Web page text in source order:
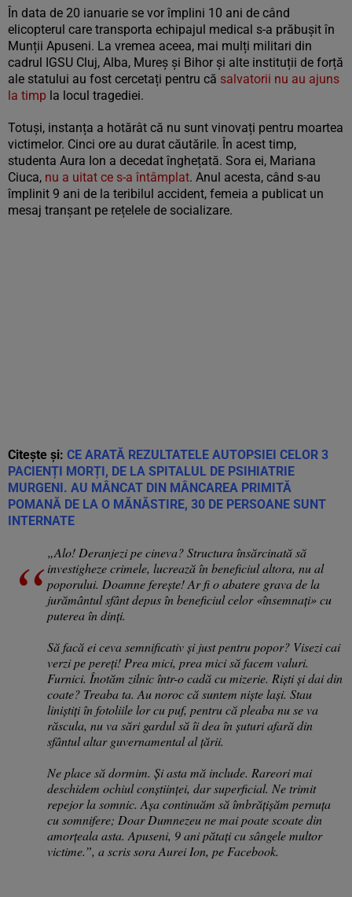
În data de 20 ianuarie se vor împlini 10 ani de când
elicopterul care transporta echipajul medical s-a prăbușit în
Munții Apuseni. La vremea aceea, mai mulți militari din
cadrul IGSU Cluj, Alba, Mureș și Bihor și alte instituții de forță
ale statului au fost cercetați pentru că salvatorii nu au ajuns
la timp la locul tragediei.
Totuși, instanța a hotărât că nu sunt vinovați pentru moartea
victimelor. Cinci ore au durat căutările. În acest timp,
studenta Aura Ion a decedat înghețată. Sora ei, Mariana
Ciuca, nu a uitat ce s-a întâmplat. Anul acesta, când s-au
împlinit 9 ani de la teribilul accident, femeia a publicat un
mesaj tranșant pe rețelele de socializare.
Citește și: CE ARATĂ REZULTATELE AUTOPSIEI CELOR 3
PACIENȚI MORȚI, DE LA SPITALUL DE PSIHIATRIE
MURGENI. AU MÂNCAT DIN MÂNCAREA PRIMITĂ
POMANĂ DE LA O MĂNĂSTIRE, 30 DE PERSOANE SUNT
INTERNATE
„Alo! Deranjezi pe cineva? Structura însărcinată să
investigheze crimele, lucrează în beneficiul altora, nu al
poporului. Doamne ferește! Ar fi o abatere grava de la
jurământul sfânt depus în beneficiul celor «însemnați» cu
puterea în dinți.
Să facă ei ceva semnificativ și just pentru popor? Visezi cai
verzi pe pereți! Prea mici, prea mici să facem valuri.
Furnici. Înotăm zilnic într-o cadă cu mizerie. Riști și dai din
coate? Treaba ta. Au noroc că suntem niște lași. Stau
liniștiți în fotoliile lor cu puf, pentru că pleaba nu se va
răscula, nu va sări gardul să îi dea în șuturi afară din
sfântul altar guvernamental al țării.
Ne place să dormim. Și asta mă include. Rareori mai
deschidem ochiul conștiinței, dar superficial. Ne trimit
repejor la somnic. Așa continuăm să îmbrățișăm pernuța
cu somnifere; Doar Dumnezeu ne mai poate scoate din
amorțeala asta. Apuseni, 9 ani pătați cu sângele multor
victime.”, a scris sora Aurei Ion, pe Facebook.